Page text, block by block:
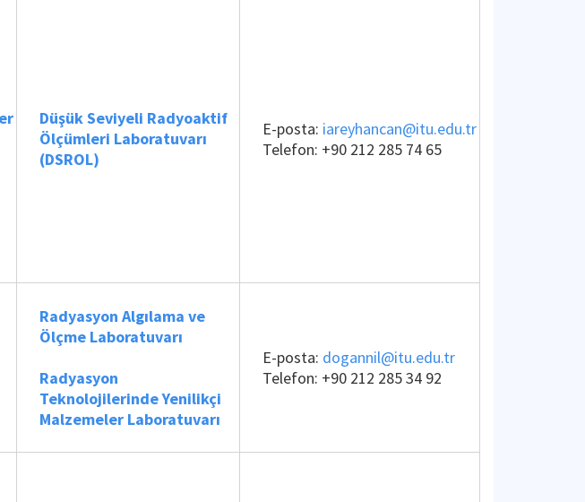
Düşük Seviyeli Radyoaktif
Ölçümleri Laboratuvarı
(DSROL)
E-posta: iareyhancan@itu.edu.tr
Telefon: +90 212 285 74 65
Radyasyon Algılama ve
Ölçme Laboratuvarı
Radyasyon
Teknolojilerinde Yenilikçi
Malzemeler Laboratuvarı
E-posta: dogannil@itu.edu.tr
Telefon: +90 212 285 34 92